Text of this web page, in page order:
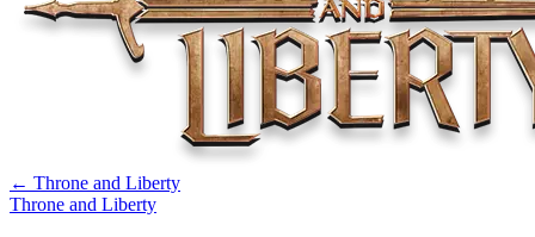
← Throne and Liberty
Throne and Liberty